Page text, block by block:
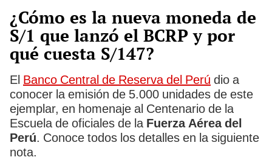
¿Cómo es la nueva moneda de
S/1 que lanzó el BCRP y por
qué cuesta S/147?
El Banco Central de Reserva del Perú dio a
conocer la emisión de 5.000 unidades de este
ejemplar, en homenaje al Centenario de la
Escuela de oficiales de la Fuerza Aérea del
Perú. Conoce todos los detalles en la siguiente
nota.